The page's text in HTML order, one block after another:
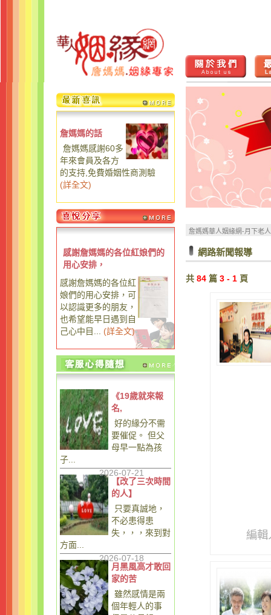
詹媽媽的話
詹媽媽感謝60多
年來會員及各方
的支持,免費婚姻性商測驗
(詳全文)
感謝詹媽媽的各位紅娘們的
用心安排，
感謝詹媽媽的各位紅
娘們的用心安排，可
以認識更多的朋友，
也希望能早日遇到自
己心中目...
(詳全文)
《19歲就來報
名,
好的緣分不需
要催促。 但父
母早一點為孩
子...
2026-07-21
【改了三次時間
的人】
只要真誠地，
不必患得患
失，，，來到對
方面...
2026-07-18
月黑風高才敢回
家的苦
雖然感情是兩
個年輕人的事
詹媽媽華人姻緣網-月下老
網路新聞報導
共 84 篇 3 - 1 頁
編輯